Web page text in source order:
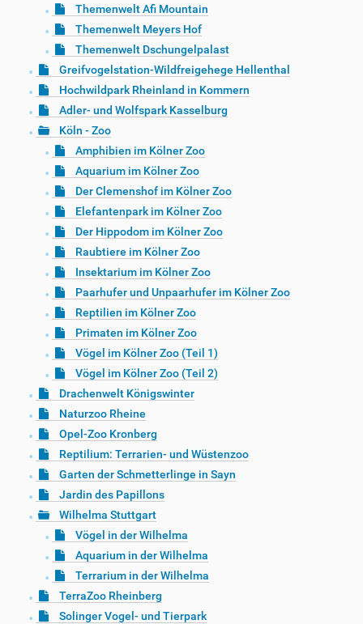
Themenwelt Afi Mountain
Themenwelt Meyers Hof
Themenwelt Dschungelpalast
Greifvogelstation-Wildfreigehege Hellenthal
Hochwildpark Rheinland in Kommern
Adler- und Wolfspark Kasselburg
Köln - Zoo
Amphibien im Kölner Zoo
Aquarium im Kölner Zoo
Der Clemenshof im Kölner Zoo
Elefantenpark im Kölner Zoo
Der Hippodom im Kölner Zoo
Raubtiere im Kölner Zoo
Insektarium im Kölner Zoo
Paarhufer und Unpaarhufer im Kölner Zoo
Reptilien im Kölner Zoo
Primaten im Kölner Zoo
Vögel im Kölner Zoo (Teil 1)
Vögel im Kölner Zoo (Teil 2)
Drachenwelt Königswinter
Naturzoo Rheine
Opel-Zoo Kronberg
Reptilium: Terrarien- und Wüstenzoo
Garten der Schmetterlinge in Sayn
Jardin des Papillons
Wilhelma Stuttgart
Vögel in der Wilhelma
Aquarium in der Wilhelma
Terrarium in der Wilhelma
TerraZoo Rheinberg
Solinger Vogel- und Tierpark